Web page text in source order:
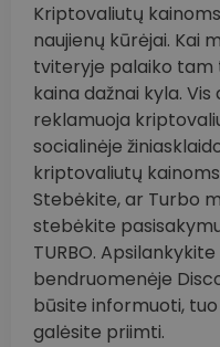
Kriptovaliutų
naujienų kūrėjai. Kai
tviteryje palaiko
kaina dažnai kyla.
reklamuoja
socialinėje
kriptovaliutų
Stebėkite, ar Turbo
stebėkite
TURBO.
bendruomenėje
būsite informuoti,
galėsite priimti.